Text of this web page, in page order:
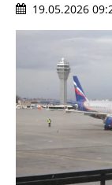
19.05.2026